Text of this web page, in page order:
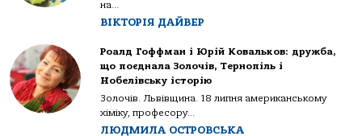
на...
ВІКТОРІЯ ДАЙВЕР
Роалд Гоффман і Юрій Ковальков: дружба,
що поєднала Золочів, Тернопіль і
Нобелівську історію
Золочів. Львівщина. 18 липня американському
хіміку, професору...
ЛЮДМИЛА ОСТРОВСЬКА